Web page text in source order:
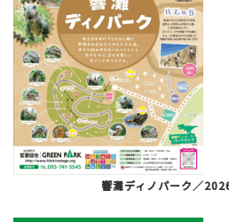
響灘ディノパーク／